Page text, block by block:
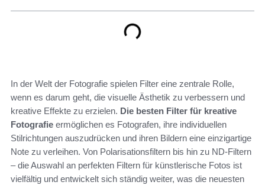
In der Welt der Fotografie spielen Filter eine zentrale Rolle,
wenn es darum geht, die visuelle Ästhetik zu verbessern und
kreative Effekte zu erzielen. Die besten Filter für kreative
Fotografie ermöglichen es Fotografen, ihre individuellen
Stilrichtungen auszudrücken und ihren Bildern eine einzigartige
Note zu verleihen. Von Polarisationsfiltern bis hin zu ND-Filtern
– die Auswahl an perfekten Filtern für künstlerische Fotos ist
vielfältig und entwickelt sich ständig weiter, was die neuesten